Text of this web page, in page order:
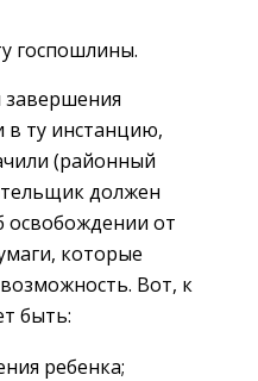
госпошлины.
завершения
в ту инстанцию,
(районный
должен
освобождении от
которые
Вот, к
быть:
ребенка;